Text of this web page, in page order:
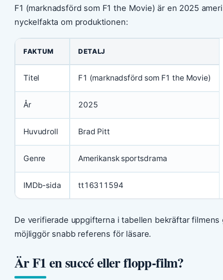
F1 (marknadsförd som F1 the Movie) är en 2025
nyckelfakta om produktionen:
FAKTUM DETALJ
Titel F1 (marknadsförd som F1 the Movie)
År 2025
Huvudroll Brad Pitt
Genre Amerikansk sportsdrama
IMDb-sida tt16311594
De verifierade uppgifterna i tabellen bekräftar
möjliggör snabb referens för läsare.
Är F1 en succé eller flopp-film?